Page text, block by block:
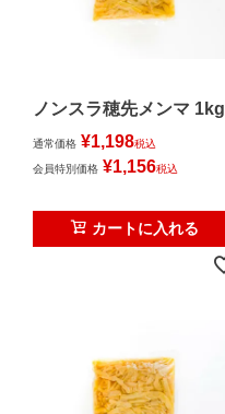
ノンスラ穂先メンマ 1kg
通常価格 ¥1,198税込
会員特別価格 ¥1,156税込
カートに入れる